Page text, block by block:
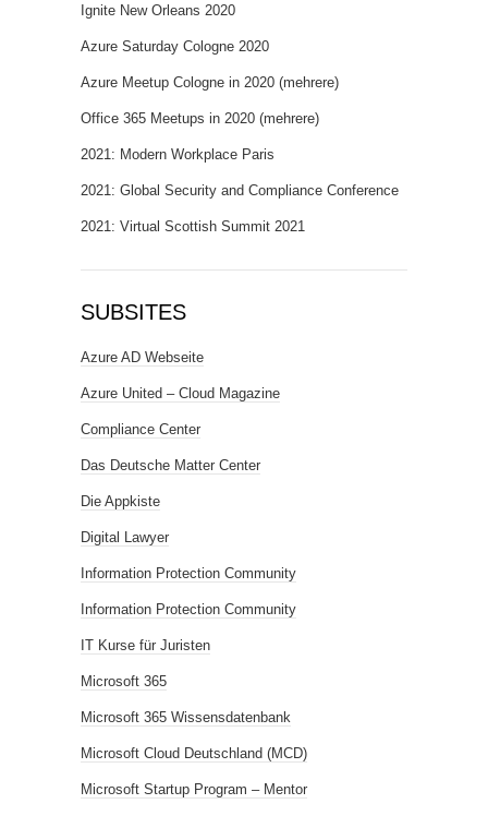
Ignite New Orleans 2020
Azure Saturday Cologne 2020
Azure Meetup Cologne in 2020 (mehrere)
Office 365 Meetups in 2020 (mehrere)
2021: Modern Workplace Paris
2021: Global Security and Compliance Conference
2021: Virtual Scottish Summit 2021
SUBSITES
Azure AD Webseite
Azure United – Cloud Magazine
Compliance Center
Das Deutsche Matter Center
Die Appkiste
Digital Lawyer
Information Protection Community
Information Protection Community
IT Kurse für Juristen
Microsoft 365
Microsoft 365 Wissensdatenbank
Microsoft Cloud Deutschland (MCD)
Microsoft Startup Program – Mentor